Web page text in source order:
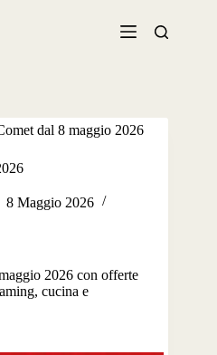
dal 8 maggio 2026
8 Maggio 2026
2026 con offerte
cucina e